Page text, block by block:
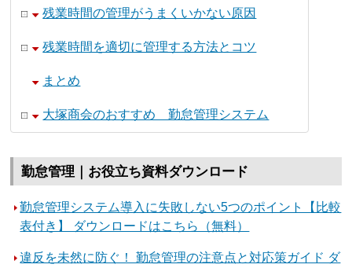
残業時間の管理がうまくいかない原因
残業時間を適切に管理する方法とコツ
まとめ
大塚商会のおすすめ 勤怠管理システム
勤怠管理｜お役立ち資料ダウンロード
勤怠管理システム導入に失敗しない5つのポイント【比較
表付き】 ダウンロードはこちら（無料）
違反を未然に防ぐ！ 勤怠管理の注意点と対応策ガイド ダ